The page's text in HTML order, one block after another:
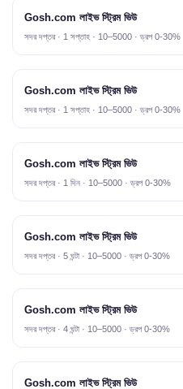
Gosh.com লাইভ স্ট্রিম ভিউ
সদর দপ্তর · 1 সপ্তাহ · 10–5000 · ড্রপ 0-30%
Gosh.com লাইভ স্ট্রিম ভিউ
সদর দপ্তর · 1 সপ্তাহ · 10–5000 · ড্রপ 0-30%
Gosh.com লাইভ স্ট্রিম ভিউ
সদর দপ্তর · 1 দিন · 10–5000 · ড্রপ 0-30%
Gosh.com লাইভ স্ট্রিম ভিউ
সদর দপ্তর · 5 ঘন্টা · 10–5000 · ড্রপ 0-30%
Gosh.com লাইভ স্ট্রিম ভিউ
সদর দপ্তর · 4 ঘন্টা · 10–5000 · ড্রপ 0-30%
Gosh.com লাইভ স্ট্রিম ভিউ